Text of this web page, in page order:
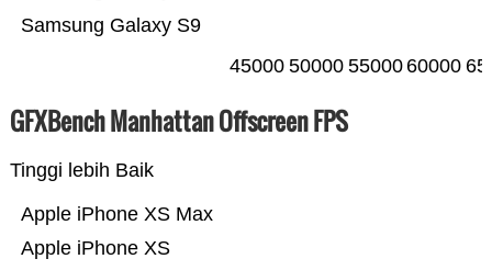
Samsung Galaxy S9
45000 50000 55000 60000
GFXBench Manhattan Offscreen FPS
Tinggi lebih Baik
Apple iPhone XS
Apple iPhone XS Max